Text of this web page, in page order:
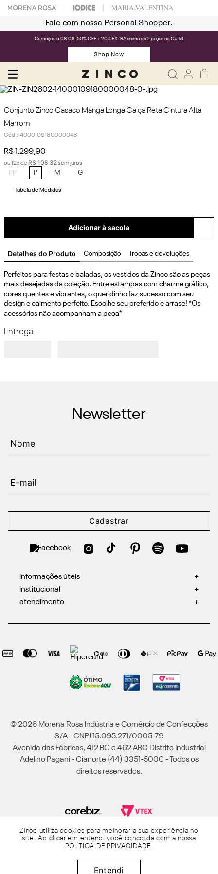
Zinco utiliza cookies para melhorar a sua experiência no
site. Ao clicar em entendi você concorda com a nossa
POLÍTICA DE PRIVACIDADE.
Entendi
Fale com nossa Personal Shopper.
Começou o 08.08: 50% OFF + 20% EXTRA acima de 2 peças no Outlet
Shop Now
Conjunto Zinco Casaco Manga Longa Calça Reta Cintura Alta
Marrom
Cód.:14000109180000048
R$ .299,90
ou12x de R$ 108,32sem juros
PP P M G
Tabela de Medidas
Adicionar à sacola
Detalhes do Produto Composição Trocas e devoluções
Perfeitos para festas e baladas, os vestidos da Zinco são as peças
mais desejadas da coleção. Entre estampas com charme gráfico,
cores quentes e vibrantes, o queridinho faz sucesso com seu
design e caimento perfeito. Escolhe seu preferido e arrase! *Os
acessórios não acompanham a peça*
Entrega
Newsletter
Cadastrar
informações úteis
+
institucional
+
atendimento
+
© 2026 Morena Rosa Indústria e Comércio de Confecções
S/A - CNPJ 15.095.271/0005-79
Avenida das Fábricas, 412 BC e 462 ABC Distrito Industrial
Adelino Pagani - Cianorte (44) 3351-5000 - Todos os
direitos reservados.
Powered by Grupo Morena Rosa: Morena Rosa, Iódice, Maria Valentina, Zinco e
Lebôh - Todos os direitos reservados.